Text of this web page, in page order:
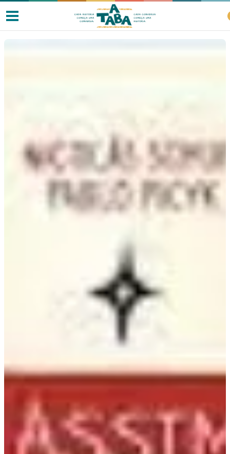
Clube de Leitores
Listas
Cursos On line
E-Books
Eventos